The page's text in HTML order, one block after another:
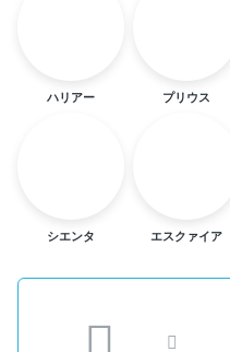
ハリアー プリウス
シエンタ エスクァイア